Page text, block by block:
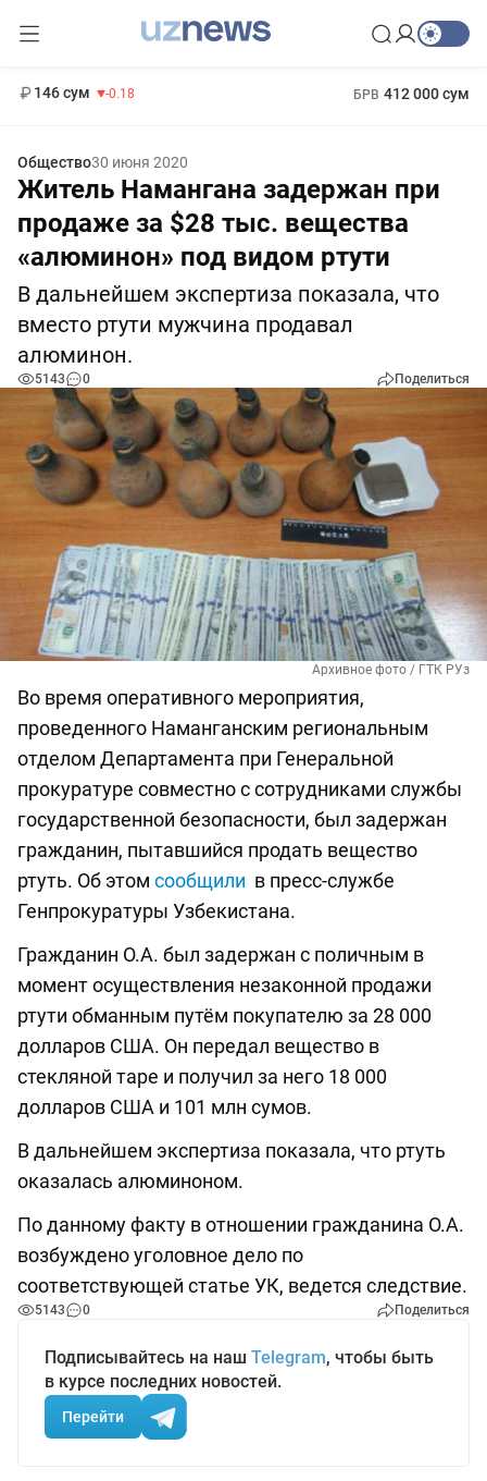
146 сум -0.18 БРВ 412 000 сум
Общество30 июня 2020
Житель Намангана задержан при
продаже за $28 тыс. вещества
«алюминон» под видом ртути
В дальнейшем экспертиза показала, что
вместо ртути мужчина продавал
алюминон.
5143 0 Поделиться
Архивное фото / ГТК РУз
Во время оперативного мероприятия,
проведенного Наманганским региональным
отделом Департамента при Генеральной
прокуратуре совместно с сотрудниками службы
государственной безопасности, был задержан
гражданин, пытавшийся продать вещество
ртуть. Об этом сообщили в пресс-службе
Генпрокуратуры Узбекистана.
Гражданин О.А. был задержан с поличным в
момент осуществления незаконной продажи
ртути обманным путём покупателю за 28 000
долларов США. Он передал вещество в
стекляной таре и получил за него 18 000
долларов США и 101 млн сумов.
В дальнейшем экспертиза показала, что ртуть
оказалась алюминоном.
По данному факту в отношении гражданина О.А.
возбуждено уголовное дело по
соответствующей статье УК, ведется следствие.
5143 0 Поделиться
Подписывайтесь на наш Telegram, чтобы быть
в курсе последних новостей.
Перейти